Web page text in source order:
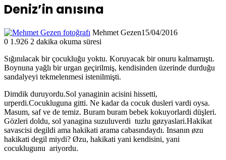
Deniz’in anısına
Mehmet Gezen15/04/2016
0 1.926 2 dakika okuma süresi
Sığınılacak bir çocukluğu yoktu. Koruyacak bir onuru kalmamıştı.
Boynuna yağlı bir urgan geçirilmiş, kendisinden üzerinde durduğu
sandalyeyi tekmelenmesi istenilmişti.
Dimdik duruyordu.Sol yanaginin acisini hissetti,
urperdi.Cocukluguna gitti. Ne kadar da cocuk dusleri vardi oysa.
Masum, saf ve de temiz. Buram buram bebek kokuyorlardi düşleri.
Gözleri doldu, sol yanagina suzuluverdi tuzlu gøzyaslari.Hakikat
savascisi degildi ama hakikati arama cabasındaydı. Insanın øzu
hakikati degil miydi? Øzu, hakikati yani kendisini, yani
cocuklugunu ariyordu.